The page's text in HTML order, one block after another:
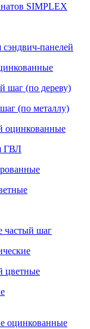
SIMPLEX
панелей
шаг (по дереву)
(по металлу)
оцинкованные
ГВЛ
частый шаг
цветные
оцинкованные